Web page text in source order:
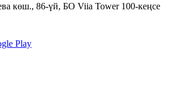
көш., 86-үй, БО Viia Tower 100-кеңсе
Play